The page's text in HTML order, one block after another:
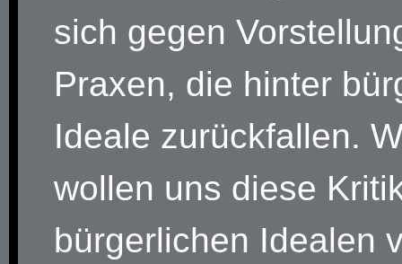
sich gegen
Praxen, die hinter
Ideale zurückfallen.
wollen uns diese
bürgerlichen Idealen